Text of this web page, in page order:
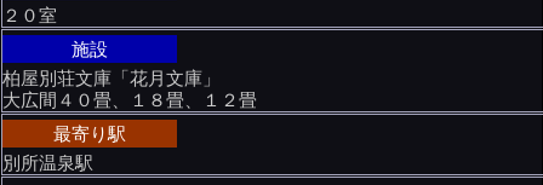
２０室
施設
柏屋別荘文庫「花月文庫」
大広間４０畳、１８畳、１２畳
最寄り駅
別所温泉駅